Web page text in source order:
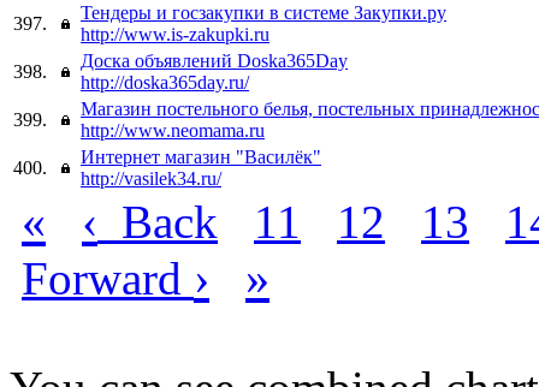
397.
Тендеры и госзакупки в системе Закупки.ру
http://www.is-zakupki.ru
398.
Доска объявлений Doska365Day
http://doska365day.ru/
399.
Магазин постельного белья, постельных
http://www.neomama.ru
400.
Интернет магазин "Василёк"
http://vasilek34.ru/
« ‹ Back 11 12 13
Forward › »